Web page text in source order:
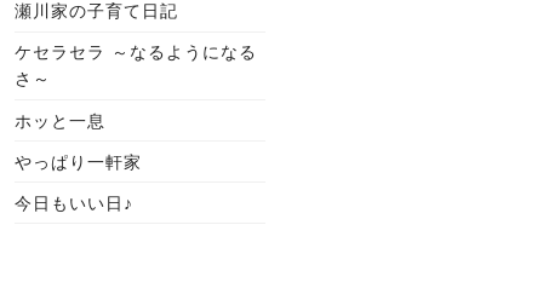
瀬川家の子育て日記
ケセラセラ ～なるようになる
さ～
ホッと一息
やっぱり一軒家
今日もいい日♪